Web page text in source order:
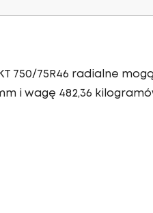
750/75R46 radialne
i wagę 482,36